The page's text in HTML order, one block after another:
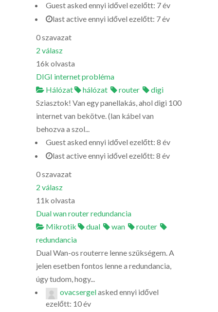
Guestasked ennyi idővel ezelőtt: 7 év
last active ennyi idővel ezelőtt: 7 év
0szavazat
2 válasz
16k olvasta
DIGI internet probléma
Hálózat
hálózat router
digi
Sziasztok! Van egy panellakás, ahol digi 100
internet van bekötve. (lan kábel van
behozva a szol...
Guestasked ennyi idővel ezelőtt: 8 év
last active ennyi idővel ezelőtt: 8 év
0szavazat
2 válasz
11k olvasta
Dual wan router redundancia
Mikrotik
dual wan
router
redundancia
Dual Wan-os routerre lenne szükségem. A
jelen esetben fontos lenne a redundancia,
úgy tudom, hogy...
ovacsergelasked ennyi idővel
ezelőtt: 10 év